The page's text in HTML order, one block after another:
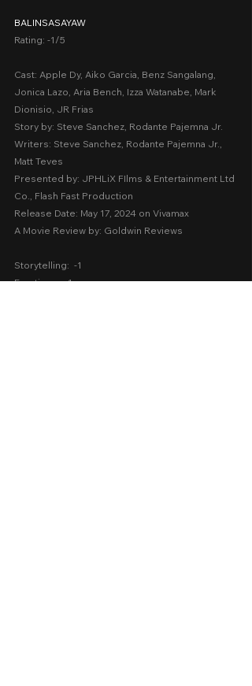
BALINSASAYAW
Rating: -1/5
Cast: Apple Dy, Aiko Garcia, Benz Sangalang,
Jonica Lazo, Aria Bench, Izza Watanabe, Mark
Dionisio, JR Frias
Story by: Steve Sanchez, Rodante Pajemna Jr.
Writers: Steve Sanchez, Rodante Pajemna Jr.,
Matt Teves
Presented by: JPHLiX FIlms & Entertainment Ltd
Co., Flash Fast Production
Release Date: May 17, 2024 on Vivamax
A Movie Review by: Goldwin Reviews
Storytelling:  -1
Emotions:  -1